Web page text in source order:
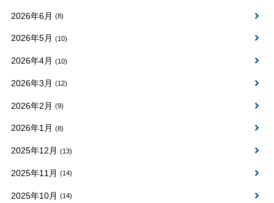
2026年6月 (8)
2026年5月 (10)
2026年4月 (10)
2026年3月 (12)
2026年2月 (9)
2026年1月 (8)
2025年12月 (13)
2025年11月 (14)
2025年10月 (14)